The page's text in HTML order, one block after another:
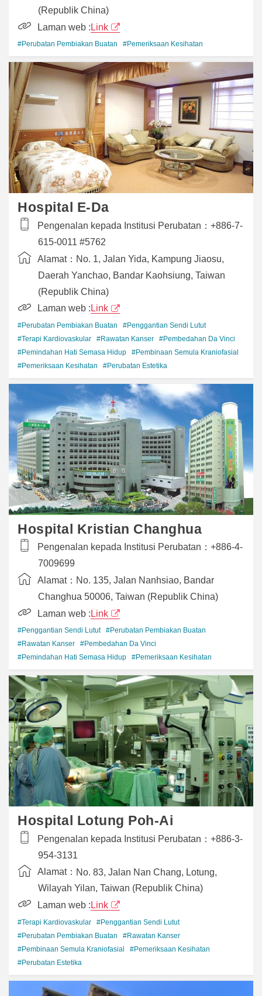
(Republik China)
Laman web : Link
#Perubatan Pembiakan Buatan #Pemeriksaan Kesihatan
Hospital E-Da
Pengenalan kepada Institusi Perubatan： +886-7-
615-0011 #5762
Alamat： No. 1, Jalan Yida, Kampung Jiaosu,
Daerah Yanchao, Bandar Kaohsiung, Taiwan
(Republik China)
Laman web : Link
#Perubatan Pembiakan Buatan
#Penggantian Sendi Lutut
#Terapi Kardiovaskular
#Rawatan Kanser
#Pembedahan Da Vinci
#Pemindahan Hati Semasa Hidup
#Pembinaan Semula Kraniofasial
#Pemeriksaan Kesihatan
#Perubatan Estetika
Hospital Kristian Changhua
Pengenalan kepada Institusi Perubatan： +886-4-
7009699
Alamat： No. 135, Jalan Nanhsiao, Bandar
Changhua 50006, Taiwan (Republik China)
Laman web : Link
#Penggantian Sendi Lutut
#Perubatan Pembiakan Buatan
#Rawatan Kanser
#Pembedahan Da Vinci
#Pemindahan Hati Semasa Hidup
#Pemeriksaan Kesihatan
Hospital Lotung Poh-Ai
Pengenalan kepada Institusi Perubatan： +886-3-
954-3131
Alamat： No. 83, Jalan Nan Chang, Lotung,
Wilayah Yilan, Taiwan (Republik China)
Laman web : Link
#Terapi Kardiovaskular
#Penggantian Sendi Lutut
#Perubatan Pembiakan Buatan
#Rawatan Kanser
#Pembinaan Semula Kraniofasial
#Pemeriksaan Kesihatan
#Perubatan Estetika